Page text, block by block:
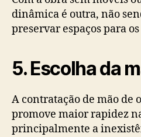
dinâmica é outra, não
preservar espaços para
5. Escolha da
A contratação de mão de
promove maior rapidez
principalmente a